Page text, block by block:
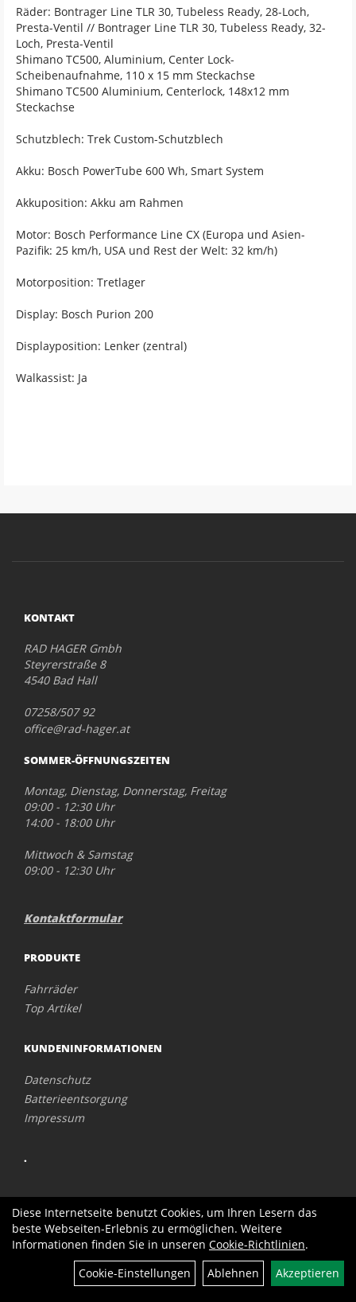
Räder: Bontrager Line TLR 30, Tubeless Ready, 28-Loch,
Presta-Ventil // Bontrager Line TLR 30, Tubeless Ready, 32-
Loch, Presta-Ventil
Shimano TC500, Aluminium, Center Lock-
Scheibenaufnahme, 110 x 15 mm Steckachse
Shimano TC500 Aluminium, Centerlock, 148x12 mm
Steckachse
Schutzblech: Trek Custom-Schutzblech
Akku: Bosch PowerTube 600 Wh, Smart System
Akkuposition: Akku am Rahmen
Motor: Bosch Performance Line CX (Europa und Asien-
Pazifik: 25 km/h, USA und Rest der Welt: 32 km/h)
Motorposition: Tretlager
Display: Bosch Purion 200
Displayposition: Lenker (zentral)
Walkassist: Ja
KONTAKT
RAD HAGER Gmbh
Steyrerstraße 8
4540 Bad Hall
07258/507 92
office@rad-hager.at
SOMMER-ÖFFNUNGSZEITEN
Montag, Dienstag, Donnerstag, Freitag
09:00 - 12:30 Uhr
14:00 - 18:00 Uhr
Mittwoch & Samstag
09:00 - 12:30 Uhr
Kontaktformular
PRODUKTE
Fahrräder
Top Artikel
KUNDENINFORMATIONEN
Datenschutz
Batterieentsorgung
Impressum
.
Diese Internetseite benutzt Cookies, um Ihren Lesern das
beste Webseiten-Erlebnis zu ermöglichen. Weitere
Informationen finden Sie in unseren Cookie-Richtlinien.
Cookie-Einstellungen
Ablehnen Akzeptieren